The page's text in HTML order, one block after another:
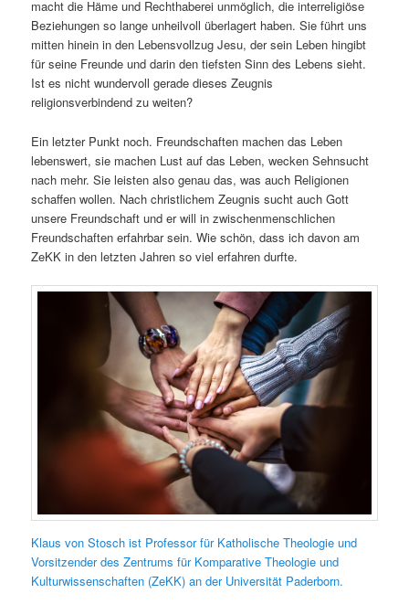
macht die Häme und Rechthaberei unmöglich, die interreligiöse
Beziehungen so lange unheilvoll überlagert haben. Sie führt uns
mitten hinein in den Lebensvollzug Jesu, der sein Leben hingibt
für seine Freunde und darin den tiefsten Sinn des Lebens sieht.
Ist es nicht wundervoll gerade dieses Zeugnis
religionsverbindend zu weiten?
Ein letzter Punkt noch. Freundschaften machen das Leben
lebenswert, sie machen Lust auf das Leben, wecken Sehnsucht
nach mehr. Sie leisten also genau das, was auch Religionen
schaffen wollen. Nach christlichem Zeugnis sucht auch Gott
unsere Freundschaft und er will in zwischenmenschlichen
Freundschaften erfahrbar sein. Wie schön, dass ich davon am
ZeKK in den letzten Jahren so viel erfahren durfte.
Klaus von Stosch ist Professor für Katholische Theologie und
Vorsitzender des Zentrums für Komparative Theologie und
Kulturwissenschaften (ZeKK) an der Universität Paderborn.